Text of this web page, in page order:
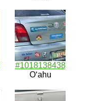
#1018138438
Oʻahu